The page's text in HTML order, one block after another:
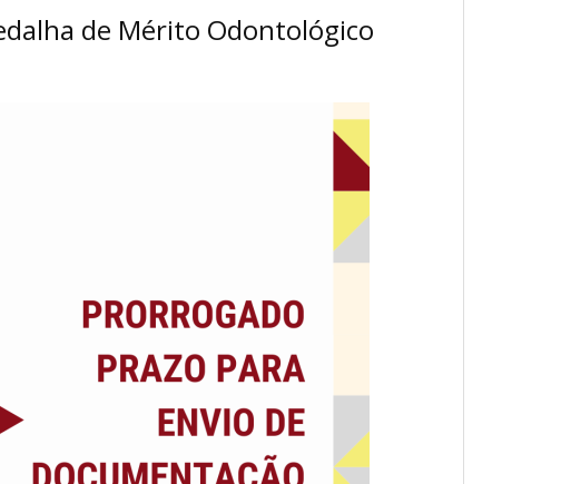
de Mérito Odontológico